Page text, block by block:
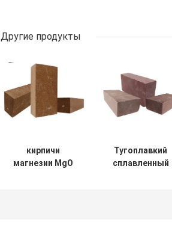
Другие продукты
кирпичи
магнезии MgO
Тугоплавкий
сплавленный